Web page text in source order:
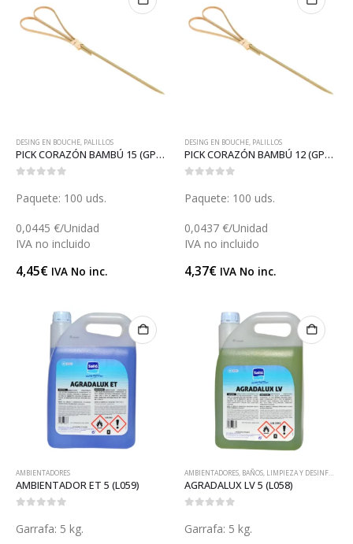
DESING EN BOUCHE, PALILLOS
PICK CORAZÓN BAMBÚ 15 (GP18040)
Paquete: 100 uds.
0,0445 €/Unidad
IVA no incluido
4,45€ IVA No inc.
DESING EN BOUCHE, PALILLOS
PICK CORAZÓN BAMBÚ 12 (GP18039)
Paquete: 100 uds.
0,0437 €/Unidad
IVA no incluido
4,37€ IVA No inc.
AMBIENTADORES
AMBIENTADOR ET 5 (L059)
Garrafa: 5 kg.
AMBIENTADORES, BAÑOS, LIMPIEZA Y DESINFECCIÓN DE ZONAS
AGRADALUX LV 5 (L058)
Garrafa: 5 kg.